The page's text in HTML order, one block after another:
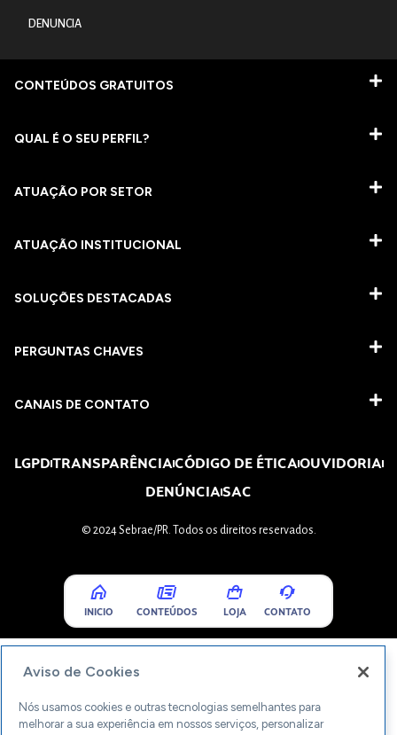
DENUNCIA
CONTEÚDOS GRATUITOS
QUAL É O SEU PERFIL?
ATUAÇÃO POR SETOR
ATUAÇÃO INSTITUCIONAL
SOLUÇÕES DESTACADAS
PERGUNTAS CHAVES​
CANAIS DE CONTATO
LGPDTRANSPARÊNCIACÓDIGO DE ÉTICAOUVIDORIA
DENÚNCIASAC
© 2024 Sebrae/PR. Todos os direitos reservados.
INICIO CONTEÚDOS LOJA CONTATO
Aviso de Cookies
Nós usamos cookies e outras tecnologias semelhantes para
melhorar a sua experiência em nossos serviços, personalizar